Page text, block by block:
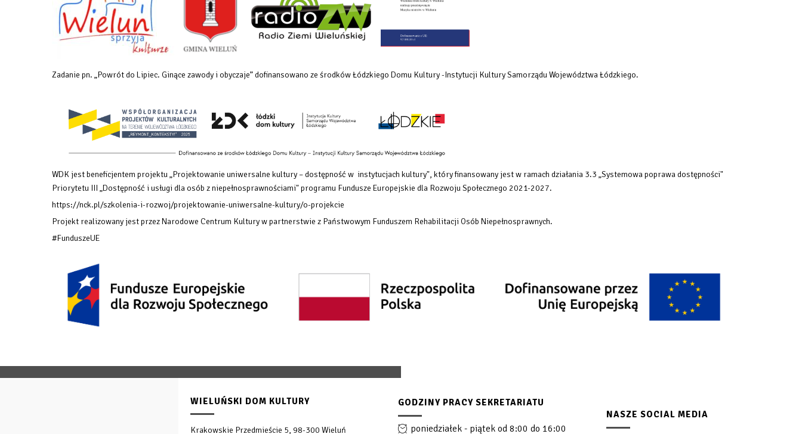
Zadanie pn. „Powrót do Lipiec. Ginące zawody i obyczaje” dofinansowano ze środków Łódzkiego Domu Kultury -Instytucji Kultury Samorządu Województwa Łódzkiego.
WDK jest beneficjentem projektu „Projektowanie uniwersalne kultury – dostępność w instytucjach kultury", który finansowany jest w ramach działania 3.3 „Systemowa poprawa dostępności"
Priorytetu III „Dostępność i usługi dla osób z niepełnosprawnościami" programu Fundusze Europejskie dla Rozwoju Społecznego 2021-2027.
https://nck.pl/szkolenia-i-rozwoj/projektowanie-uniwersalne-kultury/o-projekcie
Projekt realizowany jest przez Narodowe Centrum Kultury w partnerstwie z Państwowym Funduszem Rehabilitacji Osób Niepełnosprawnych.
#FunduszeUE
WIELUŃSKI DOM KULTURY
Krakowskie Przedmieście 5, 98-300 Wieluń
GODZINY PRACY SEKRETARIATU
poniedziałek - piątek od 8:00 do 16:00
NASZE SOCIAL MEDIA